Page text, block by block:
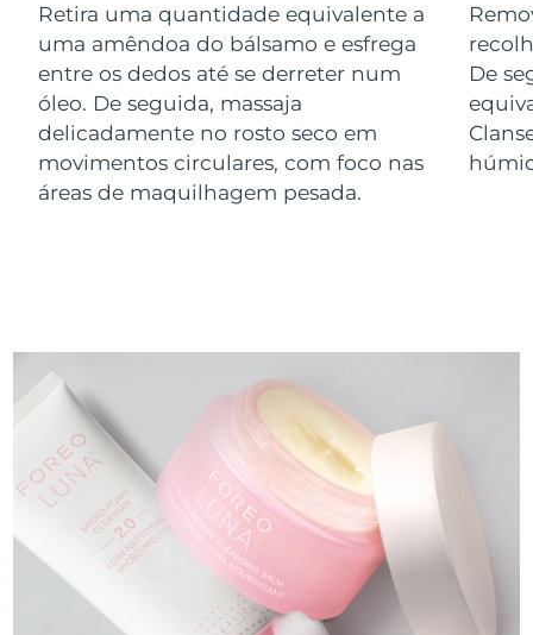
Retira uma quantidade equivalente a
uma amêndoa do bálsamo e esfrega
entre os dedos até se derreter num
óleo. De seguida, massaja
delicadamente no rosto seco em
movimentos circulares, com foco nas
áreas de maquilhagem pesada.
De